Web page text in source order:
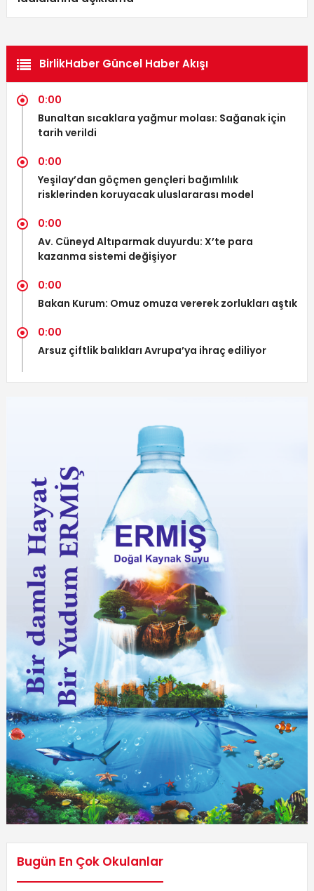
BirlikHaber Güncel Haber Akışı
0:00
Bunaltan sıcaklara yağmur molası: Sağanak için
tarih verildi
0:00
Yeşilay’dan göçmen gençleri bağımlılık
risklerinden koruyacak uluslararası model
0:00
Av. Cüneyd Altıparmak duyurdu: X’te para
kazanma sistemi değişiyor
0:00
Bakan Kurum: Omuz omuza vererek zorlukları aştık
0:00
Arsuz çiftlik balıkları Avrupa’ya ihraç ediliyor
Bugün En Çok Okulanlar